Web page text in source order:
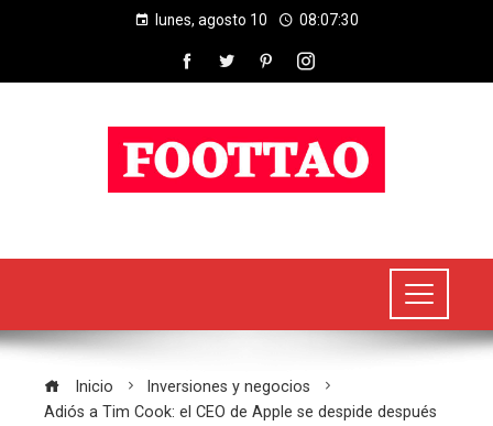
lunes, agosto 10 08:07:31
Inicio
Inversiones y negocios
Adiós a Tim Cook: el CEO de Apple se despide después